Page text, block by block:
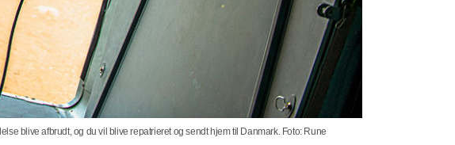
blive afbrudt, og du vil blive repatrieret og sendt hjem til Danmark. Foto: Rune